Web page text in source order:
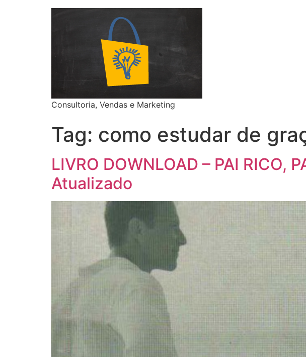
Consultoria, Vendas e Marketing
Tag: como estudar de
LIVRO DOWNLOAD – PAI RICO,
Atualizado